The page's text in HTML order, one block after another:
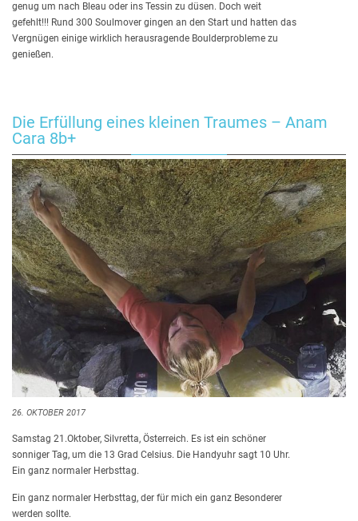
genug um nach Bleau oder ins Tessin zu düsen. Doch weit
gefehlt!!! Rund 300 Soulmover gingen an den Start und hatten das
Vergnügen einige wirklich herausragende Boulderprobleme zu
genießen.
Die Erfüllung eines kleinen Traumes – Anam
Cara 8b+
26. OKTOBER 2017
Samstag 21.Oktober, Silvretta, Österreich. Es ist ein schöner
sonniger Tag, um die 13 Grad Celsius. Die Handyuhr sagt 10 Uhr.
Ein ganz normaler Herbsttag.
Ein ganz normaler Herbsttag, der für mich ein ganz Besonderer
werden sollte.